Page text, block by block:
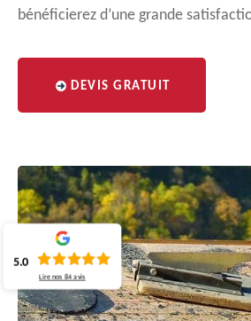
bénéficierez d’une grande
DEVIS GRATUIT
5.0
Lire nos84 avis